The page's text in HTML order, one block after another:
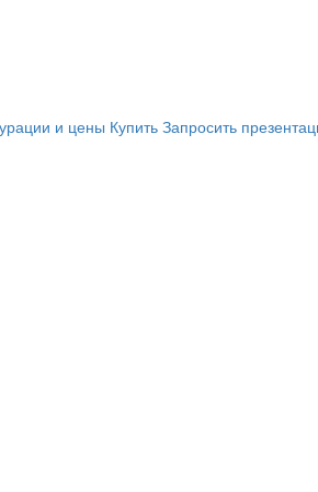
и цены Купить Запросить